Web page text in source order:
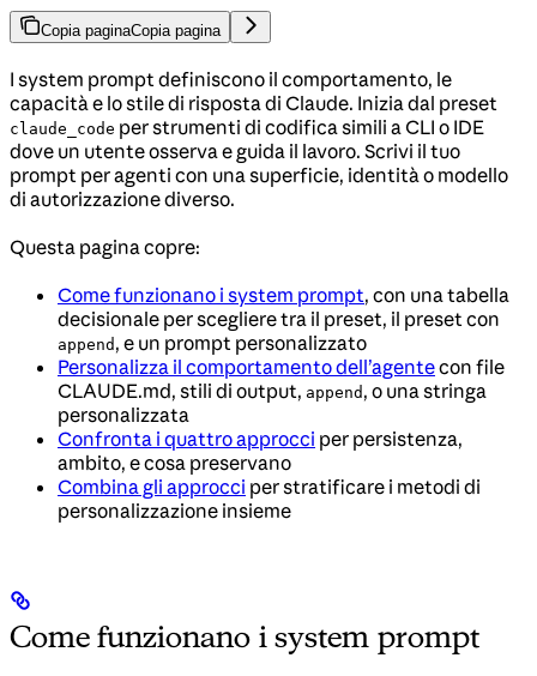
Copia paginaCopia pagina
I system prompt definiscono il comportamento, le
capacità e lo stile di risposta di Claude. Inizia dal preset
claude_code per strumenti di codifica simili a CLI o IDE
dove un utente osserva e guida il lavoro. Scrivi il tuo
prompt per agenti con una superficie, identità o modello
di autorizzazione diverso.
Questa pagina copre:
Come funzionano i system prompt, con una tabella
decisionale per scegliere tra il preset, il preset con
append , e un prompt personalizzato
Personalizza il comportamento dell’agentecon file
CLAUDE.md, stili di output, append , o una stringa
personalizzata
Confronta i quattro approcci per persistenza,
ambito, e cosa preservano
Combina gli approcci per stratificare i metodi di
personalizzazione insieme
Come funzionano i system prompt